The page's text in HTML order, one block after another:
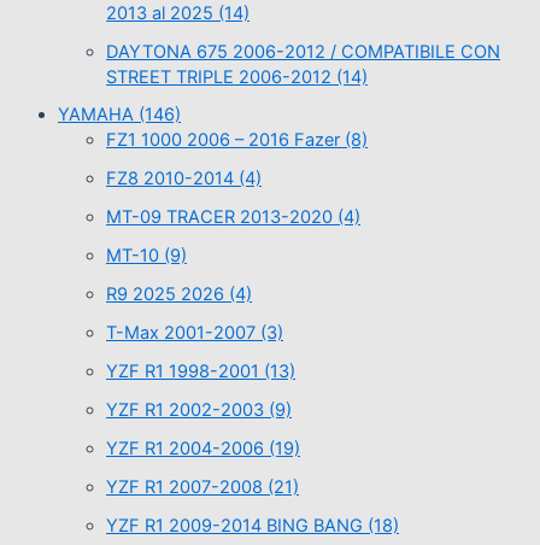
2013 al 2025 (14)
DAYTONA 675 2006-2012 / COMPATIBILE CON
STREET TRIPLE 2006-2012 (14)
YAMAHA (146)
FZ1 1000 2006 – 2016 Fazer (8)
FZ8 2010-2014 (4)
MT-09 TRACER 2013-2020 (4)
MT-10 (9)
R9 2025 2026 (4)
T-Max 2001-2007 (3)
YZF R1 1998-2001 (13)
YZF R1 2002-2003 (9)
YZF R1 2004-2006 (19)
YZF R1 2007-2008 (21)
YZF R1 2009-2014 BING BANG (18)